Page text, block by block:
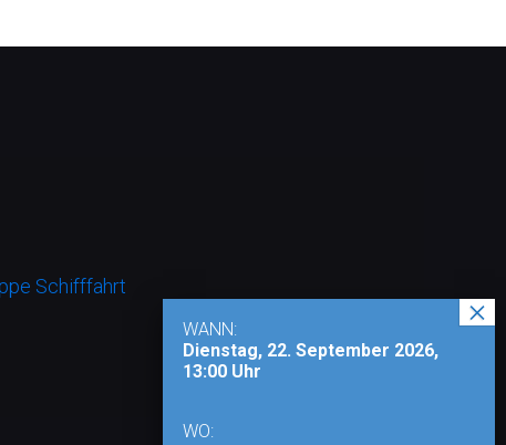
Schifffahrt
WANN:
Dienstag, 22. September 2026,
13:00 Uhr
WO: